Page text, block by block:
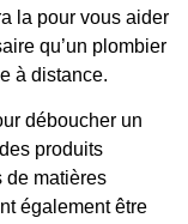
la pour vous aider
qu’un plombier
à distance.
déboucher un
produits
de matières
également être